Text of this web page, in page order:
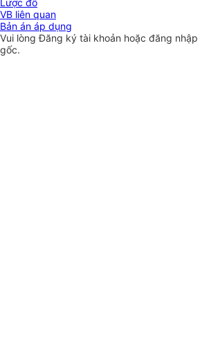
Lược đồ
VB liên quan
Bản án áp dụng
Vui lòngĐăng ký tài khoản hoặc đăng nhập
gốc.